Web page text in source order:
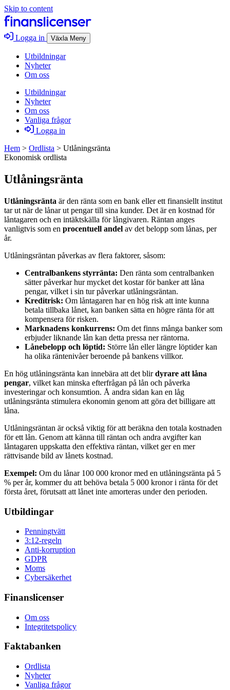
Skip to content
Logga in Växla Meny
Utbildningar
Nyheter
Om oss
Utbildningar
Nyheter
Om oss
Vanliga frågor
Logga in
Hem > Ordlista > Utlåningsränta
Ekonomisk ordlista
Utlåningsränta
Utlåningsränta är den ränta som en bank eller ett finansiellt institut
tar ut när de lånar ut pengar till sina kunder. Det är en kostnad för
låntagaren och en intäktskälla för långivaren. Räntan anges
vanligtvis som en procentuell andel av det belopp som lånas, per
år.
Utlåningsräntan påverkas av flera faktorer, såsom:
Centralbankens styrränta: Den ränta som centralbanken
sätter påverkar hur mycket det kostar för banker att låna
pengar, vilket i sin tur påverkar utlåningsräntan.
Kreditrisk: Om låntagaren har en hög risk att inte kunna
betala tillbaka lånet, kan banken sätta en högre ränta för att
kompensera för risken.
Marknadens konkurrens: Om det finns många banker som
erbjuder liknande lån kan detta pressa ner räntorna.
Lånebelopp och löptid: Större lån eller längre löptider kan
ha olika räntenivåer beroende på bankens villkor.
En hög utlåningsränta kan innebära att det blirdyrare att låna
pengar, vilket kan minska efterfrågan på lån och påverka
investeringar och konsumtion. Å andra sidan kan en låg
utlåningsränta stimulera ekonomin genom att göra det billigare att
låna.
Utlåningsräntan är också viktig för att beräkna den totala kostnaden
för ett lån. Genom att känna till räntan och andra avgifter kan
låntagaren uppskatta den effektiva räntan, vilket ger en mer
rättvisande bild av lånets kostnad.
Exempel: Om du lånar 100 000 kronor med en utlåningsränta på 5
% per år, kommer du att behöva betala 5 000 kronor i ränta för det
första året, förutsatt att lånet inte amorteras under den perioden.
Utbildingar
Penningtvätt
3:12-regeln
Anti-korruption
GDPR
Moms
Cybersäkerhet
Finanslicenser
Om oss
Integritetspolicy
Faktabanken
Ordlista
Nyheter
Vanliga frågor